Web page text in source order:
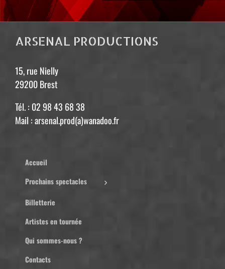
ARSENAL PRODUCTIONS
15, rue Nielly
29200 Brest
Tél. : 02 98 43 68 38
Mail : arsenal.prod(a)wanadoo.fr
Accueil
Prochains spectacles
Billetterie
Artistes en tournée
Qui sommes-nous ?
Contacts